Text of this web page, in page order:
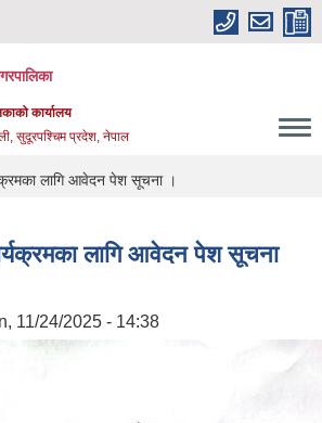
कार्यालय
सुदूरपश्चिम प्रदेश, नेपाल
लागि आवेदन पेश सूचना ।
लागि आवेदन पेश सूचना
11/24/2025 - 14:38